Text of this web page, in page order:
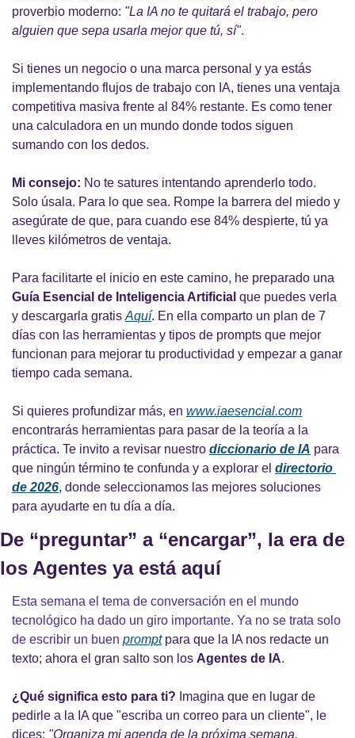
proverbio moderno: "La IA no te quitará el trabajo, pero
alguien que sepa usarla mejor que tú, sí".
Si tienes un negocio o una marca personal y ya estás
implementando flujos de trabajo con IA, tienes una ventaja
competitiva masiva frente al 84% restante. Es como tener
una calculadora en un mundo donde todos siguen
sumando con los dedos.
Mi consejo: No te satures intentando aprenderlo todo.
Solo úsala. Para lo que sea. Rompe la barrera del miedo y
asegúrate de que, para cuando ese 84% despierte, tú ya
lleves kilómetros de ventaja.
Guía Esencial de Inteligencia Artificial que puedes verla
y descargarla gratis Aquí. En ella comparto un plan de 7
días con las herramientas y tipos de prompts que mejor
funcionan para mejorar tu productividad y empezar a ganar
tiempo cada semana.
Si quieres profundizar más, en www.iaesencial.com
encontrarás herramientas para pasar de la teoría a la
práctica. Te invito a revisar nuestro diccionario de IA para
que ningún término te confunda y a explorar el directorio
de 2026, donde seleccionamos las mejores soluciones
para ayudarte en tu día a día.
De “preguntar” a “encargar”, la era de
los Agentes ya está aquí
Esta semana el tema de conversación en el mundo
tecnológico ha dado un giro importante. Ya no se trata solo
de escribir un buen prompt para que la IA nos redacte un
texto; ahora el gran salto son los Agentes de IA.
¿Qué significa esto para ti? Imagina que en lugar de
pedirle a la IA que "escriba un correo para un cliente", le
dices: "Organiza mi agenda de la próxima semana,